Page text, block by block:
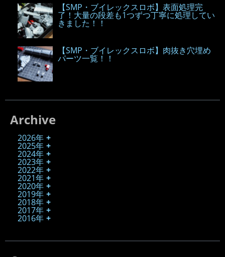
【SMP・ブイレックスロボ】表面処理完
了！大量の段差も1つずつ丁寧に処理してい
きました！！
【SMP・ブイレックスロボ】肉抜き穴埋め
パーツ一覧！！
Archive
2026年
2025年
2024年
2023年
2022年
2021年
2020年
2019年
2018年
2017年
2016年